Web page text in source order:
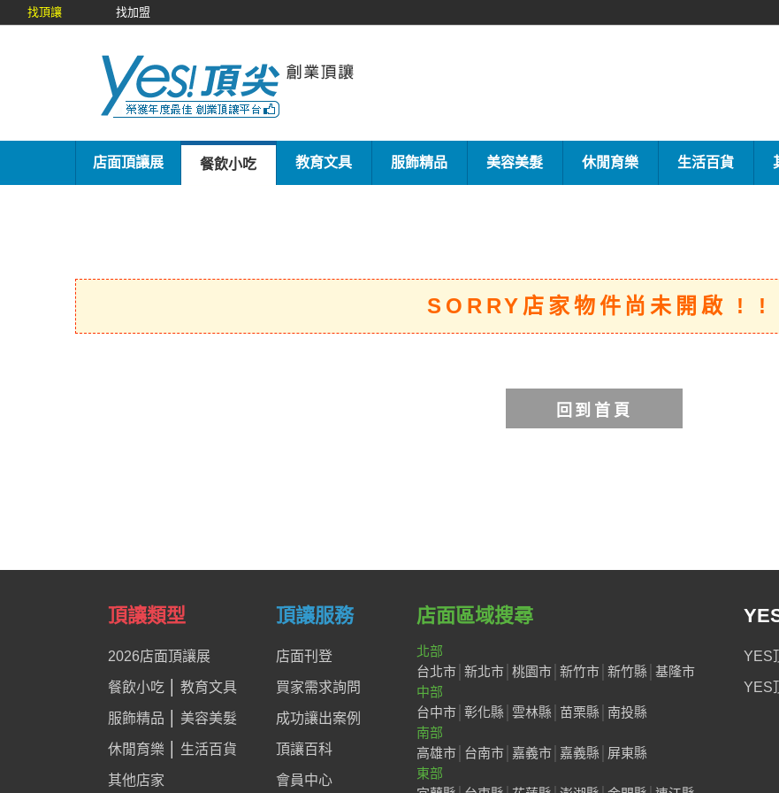
找頂讓 找加盟
店面頂讓展 餐飲小吃 教育文具 服飾精品 美容美髮 休閒育樂 生活百貨
SORRY店家物件尚未開啟 ! !
頂讓類型 頂讓服務 店面區域搜尋
2026店面頂讓展
餐飲小吃 教育文具
服飾精品 美容美髮
休閒育樂 生活百貨
其他店家
店面刊登
買家需求詢問
成功讓出案例
頂讓百科
會員中心
北部
台北市 新北市 桃園市 新竹市 新竹縣 基隆市
中部
台中市 彰化縣 雲林縣 苗栗縣
南投縣
南部
高雄市 台南市 嘉義市 嘉義縣
屏東縣
東部
YES
YES